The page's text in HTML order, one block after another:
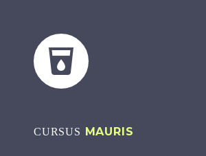


CURSUS MAURIS